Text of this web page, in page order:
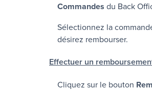
Commandes du Back
Sélectionnez la
désirez rembourser.
Effectuer un
Cliquez sur le bouton